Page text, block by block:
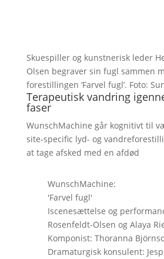
Skuespiller og kunstnerisk leder
Olsen begraver sin fugl sammen
forestillingen ’Farvel fugl’. Foto:
Terapeutisk vandring
faser
WunschMachine går kognitivt til
site-specific lyd- og
at tage afsked med en afdød
WunschMachine:
'Farvel fugl'
Iscenesættelse og
Rosenfeldt-Olsen og Alaya
Komponist: Thoranna
Dramaturgisk konsulent: